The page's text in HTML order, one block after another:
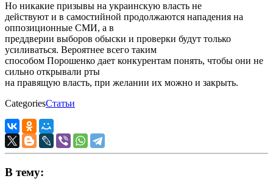
Но никакие призывы на украинскую власть не
действуют и в самостийной продолжаются нападения на
оппозиционные СМИ, а в
преддверии выборов обыски и проверки будут только
усиливаться. Вероятнее всего таким
способом Порошенко дает конкурентам понять, чтобы они не
сильно открывали рты
на правящую власть, при желании их можно и закрыть.
CategoriesСтатьи
В тему: